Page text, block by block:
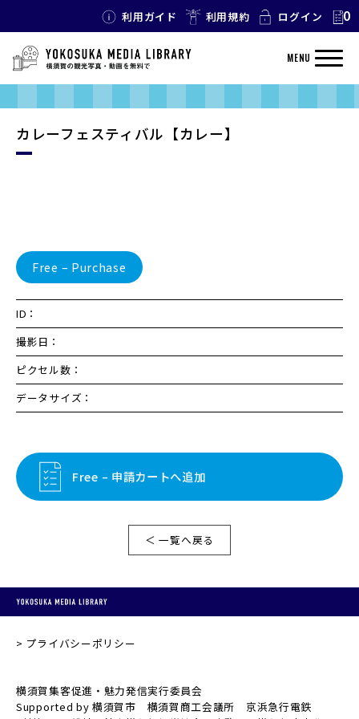
利用ガイド 利用規約 ログイン 0
MENU
カレーフェスティバル【カレー】
Free – Purchase
ID：
撮影日：
ピクセル数：
データサイズ：
Free – 申請カートへ追加
＜ 一覧へ戻る
プライバシーポリシー
横須賀集客促進・魅力発信実行委員会
Supported by 横須賀市 横須賀商工会議所 京浜急行電鉄